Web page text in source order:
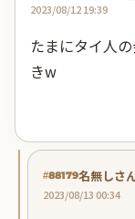
2023/08/12 19:39
たまにタイ人
きw
#88179名無しさ
2023/08/13 00:34